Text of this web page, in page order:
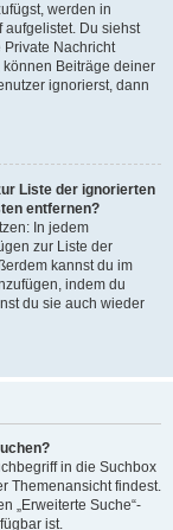
werden in
Du siehst
Nachricht
Beiträge deiner
ignorierst, dann
Liste der ignorierten
entfernen?
In jedem
zur Liste der
kannst du im
indem du
du sie auch wieder
in die Suchbox
Themenansicht findest.
„Erweiterte Suche“-
ist.